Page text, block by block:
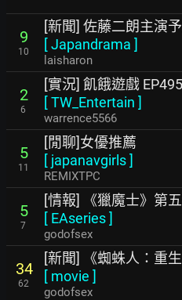
9
10
[新聞] 佐藤二朗主演
[Japandrama ]
laisharon
2
6
[實況] 飢餓遊戲
[TW_Entertain ]
warrence5566
5
11
[閒聊]女優推薦
[ japanavgirls]
REMIXTPC
5
7
[情報] 《獵魔士》第
[ EAseries]
godofsex
34
62
[新聞] 《蜘蛛人：重
[ movie ]
godofsex